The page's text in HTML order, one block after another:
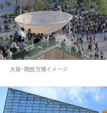
大阪・関西万博イメージ